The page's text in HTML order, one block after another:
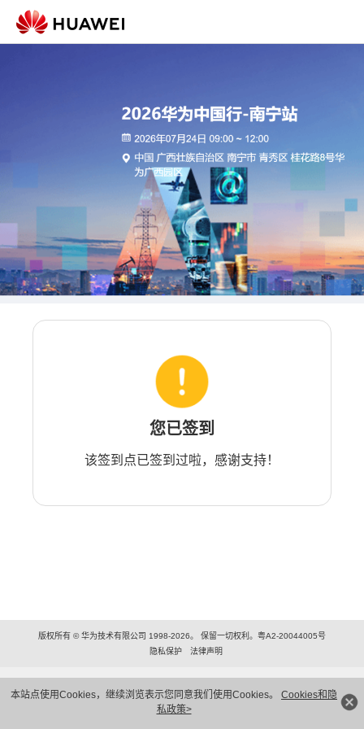
本站点使用Cookies，继续浏览表示您同意我们使用Cookies。 Cookies和隐
私政策>
您已签到
该签到点已签到过啦，感谢支持！
版权所有 © 华为技术有限公司 1998-2026。 保留一切权利。粤A2-20044005号
隐私保护
法律声明